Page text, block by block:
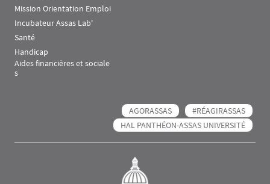
Mission Orientation Emploi
Incubateur Assas Lab'
Santé
Handicap
Aides financières et sociale
s
AGORASSAS
#RÉAGIRASSAS
HAL PANTHÉON-ASSAS UNIVERSITÉ